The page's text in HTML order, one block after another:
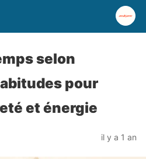
selon
pour
et énergie
il y a 1 an